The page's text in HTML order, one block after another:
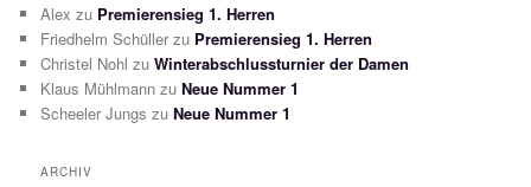
Alex zu Premierensieg 1. Herren
Friedhelm Schüller zu Premierensieg 1. Herren
Christel Nohl zuWinterabschlussturnier der Damen
Klaus Mühlmann zuNeue Nummer 1
Scheeler Jungs zuNeue Nummer 1
ARCHIV